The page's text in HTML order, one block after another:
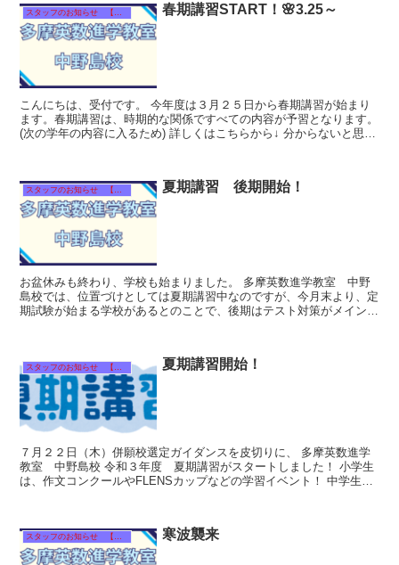
春期講習START！🌸3.25～
こんにちは、受付です。 今年度は３月２５日から春期講習が始まり
ます。春期講習は、時期的な関係ですべての内容が予習となります。
(次の学年の内容に入るため) 詳しくはこちらから↓ 分からないと思っ
夏期講習 後期開始！
お盆休みも終わり、学校も始まりました。 多摩英数進学教室 中野
島校では、位置づけとしては夏期講習中なのですが、今月末より、定
期試験が始まる学校があるとのことで、後期はテスト対策がメインに
スタッフのお知らせ 【それぞれのタイトルをクリック！】 夏期講習開始！
７月２２日（木）併願校選定ガイダンスを皮切りに、 多摩英数進学
教室 中野島校 令和３年度 夏期講習がスタートしました！ 小学生
は、作文コンクールやFLENSカップなどの学習イベント！ 中学生
スタッフのお知らせ 【それぞれのタイトルをクリック！】 寒波襲来